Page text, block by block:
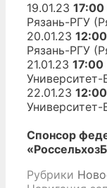
19.01.23 17:00
Рязань-РГУ
20.01.23 12:00
Рязань-РГУ
21.01.23 17:00
Университет-
22.01.23 12:00
Университет-
Спонсор
Рубрики